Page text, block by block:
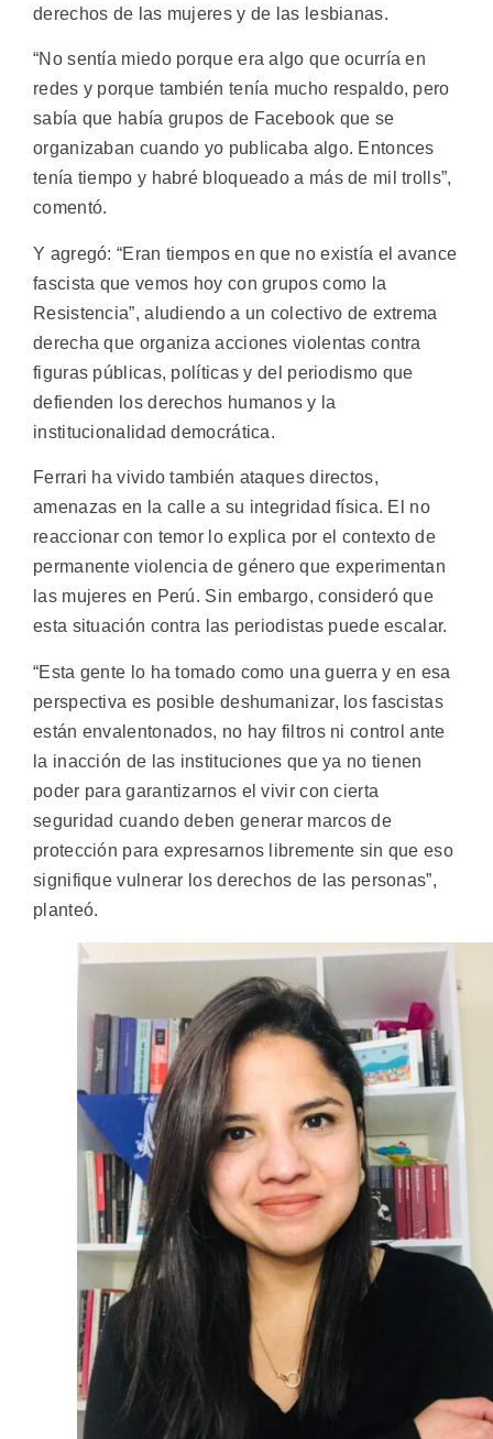
derechos de las mujeres y de las lesbianas.
“No sentía miedo porque era algo que ocurría en
redes y porque también tenía mucho respaldo, pero
sabía que había grupos de Facebook que se
organizaban cuando yo publicaba algo. Entonces
tenía tiempo y habré bloqueado a más de mil trolls”,
comentó.
Y agregó: “Eran tiempos en que no existía el avance
fascista que vemos hoy con grupos como la
Resistencia”, aludiendo a un colectivo de extrema
derecha que organiza acciones violentas contra
figuras públicas, políticas y del periodismo que
defienden los derechos humanos y la
institucionalidad democrática.
Ferrari ha vivido también ataques directos,
amenazas en la calle a su integridad física. El no
reaccionar con temor lo explica por el contexto de
permanente violencia de género que experimentan
las mujeres en Perú. Sin embargo, consideró que
esta situación contra las periodistas puede escalar.
“Esta gente lo ha tomado como una guerra y en esa
perspectiva es posible deshumanizar, los fascistas
están envalentonados, no hay filtros ni control ante
la inacción de las instituciones que ya no tienen
poder para garantizarnos el vivir con cierta
seguridad cuando deben generar marcos de
protección para expresarnos libremente sin que eso
signifique vulnerar los derechos de las personas”,
planteó.